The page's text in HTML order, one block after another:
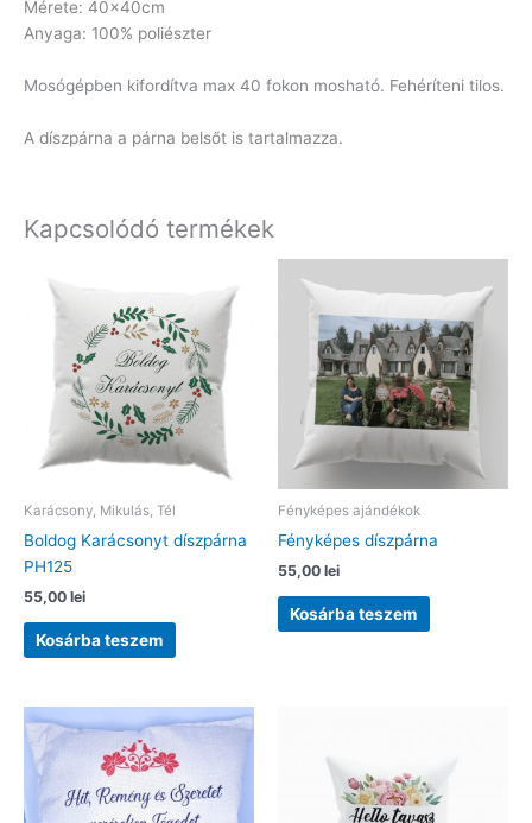
Mérete: 40x40cm
Anyaga: 100% poliészter
Mosógépben kifordítva max 40 fokon mosható. Fehéríteni tilos.
A díszpárna a párna belsőt is tartalmazza.
Kapcsolódó termékek
Karácsony, Mikulás, Tél
Boldog Karácsonyt díszpárna
PH125
55,00 lei
Kosárba teszem
Fényképes ajándékok
Fényképes díszpárna
55,00 lei
Kosárba teszem